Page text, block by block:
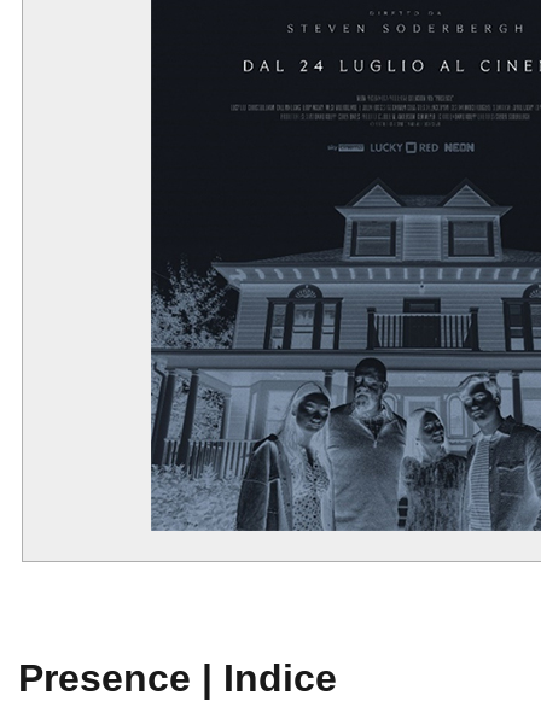
Presence | Indice